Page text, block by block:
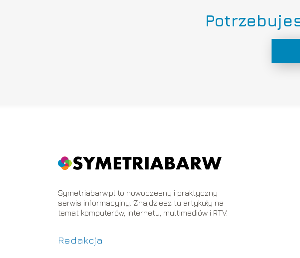
Symetriabarw.pl to nowoczesny i praktyczny
serwis informacyjny. Znajdziesz tu artykuły na
temat komputerów, internetu, multimediów i RTV.
Redakcja